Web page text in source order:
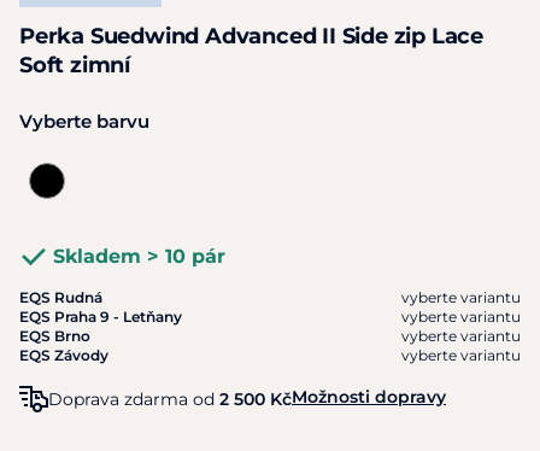
Perka Suedwind Advanced II Side zip Lace
Soft zimní
Vyberte barvu
Skladem > 10 pár
EQS Rudná
vyberte variantu
EQS Praha 9 - Letňany
vyberte variantu
EQS Brno
vyberte variantu
EQS Závody
vyberte variantu
Doprava zdarma od 2 500 KčMožnosti dopravy